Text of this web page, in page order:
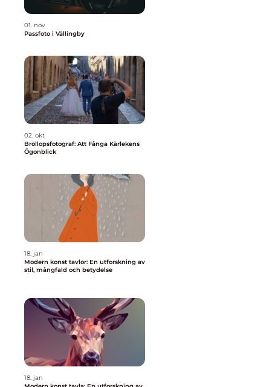
01. nov
Passfoto i Vällingby
02. okt
Bröllopsfotograf: Att Fånga Kärlekens
Ögonblick
18. jan
Modern konst tavlor: En utforskning av
stil, mångfald och betydelse
18. jan